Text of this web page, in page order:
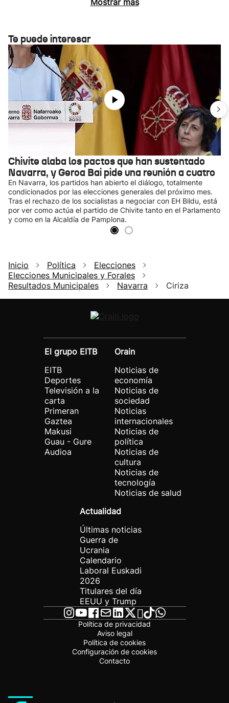
Te puede interesar
Chivite alaba los pactos que han sustentado
Navarra, y Geroa Bai pide una reunión a cuatro
En Navarra, los partidos han abierto el diálogo, totalmente
condicionados por las elecciones generales del próximo mes.
Tras el rechazo de los socialistas a negociar con EH Bildu, está
por ver como actúa el partido de Chivite tanto en el Parlamento
y como en la Alcaldía de Pamplona.
Inicio Política
Elecciones
Elecciones Municipales y Forales
Resultados Municipales
Navarra Ciriza
El grupo EITB
EITB
Deportes
Televisión a la
carta
Primeran
Gaztea
Makusi
Guau - Gure
Audioa
Orain
Noticias de
economía
Noticias de
sociedad
Noticias
internacionales
Noticias de
política
Noticias de
cultura
Noticias de
tecnología
Noticias de salud
Actualidad
Últimas noticias
Guerra de
Ucrania
Calendario
Laboral Euskadi
2026
Titulares del día
EEUU y Trump
Política de privacidad
Aviso legal
Política de cookies
Configuración de cookies
Contacto